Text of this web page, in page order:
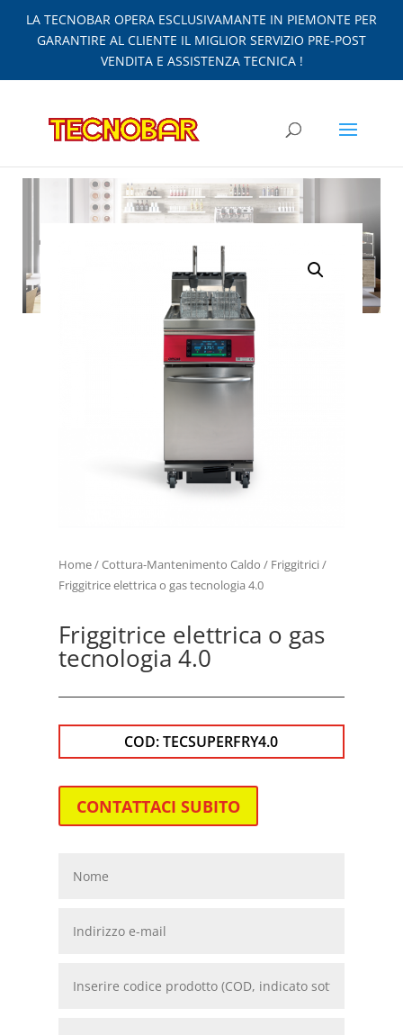
LA TECNOBAR OPERA ESCLUSIVAMANTE IN PIEMONTE PER
GARANTIRE AL CLIENTE IL MIGLIOR SERVIZIO PRE-POST
VENDITA E ASSISTENZA TECNICA !
Home/Cottura-Mantenimento Caldo / Friggitrici/
Friggitrice elettrica o gas tecnologia 4.0
Friggitrice elettrica o gas
tecnologia 4.0
COD:TECSUPERFRY4.0
CONTATTACI SUBITO